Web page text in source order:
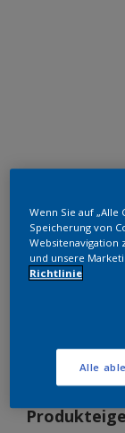
RAL 6019
SK719JR
Wenn Sie auf
Speicherung von
Websitenavigation
und unsere
Richtlinie
Alle